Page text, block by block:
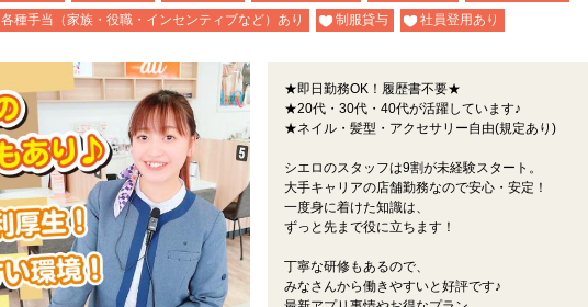
各種手当（家族・役職・インセンティブなど）あり 制服貸与 社員登用あり
★即日勤務OK！履歴書不要★
★20代・30代・40代が活躍しています♪
★ネイル・髪型・アクセサリー自由(規定あり)
シエロのスタッフは9割が未経験スタート。
大手キャリアの店舗勤務なので安心・安定！
一度身に着けた知識は、
ずっと先まで役に立ちます！
丁寧な研修もあるので、
みなさんから働きやすいと好評です♪